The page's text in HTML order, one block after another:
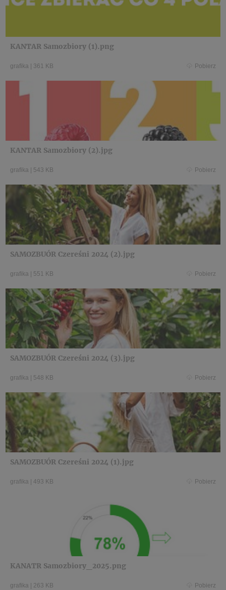
KANTAR Samozbiory (1).png
grafika 361 KB Pobierz
KANTAR Samozbiory (2).jpg
grafika 543 KB Pobierz
SAMOZBUÓR Czereśni 2024 (2).jpg
grafika 551 KB Pobierz
SAMOZBUÓR Czereśni 2024 (3).jpg
grafika 548 KB Pobierz
SAMOZBUÓR Czereśni 2024 (1).jpg
grafika 493 KB Pobierz
KANATR Samozbiory_2025.png
grafika 263 KB Pobierz